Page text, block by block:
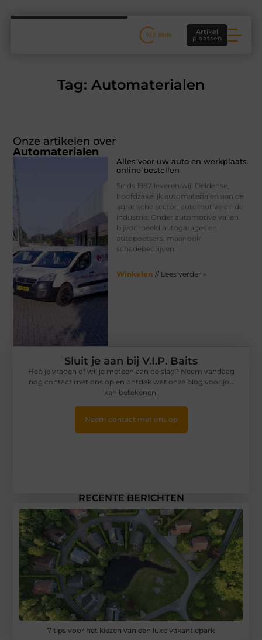
Artikel
plaatsen
Tag: Automaterialen
Onze artikelen over
Automaterialen
Alles voor uw auto en werkplaats
online bestellen
Sinds 1982 leveren wij, Deldense,
hoofdzakelijk automaterialen aan de
agrarische sector, automotive en de
industrie. Onder automotive vallen
bijvoorbeeld autogarages en
autopoetsers, maar ook
schadebedrijven.
Winkelen // Lees verder »
RECENTE BERICHTEN
7 tips voor het kiezen van een luxe vakantiepark
Sluit je aan bij V.I.P. Baits
Heb je vragen of wil je meteen aan de slag? Neem vandaag
nog contact met ons op en ontdek wat onze blog voor jou
kan betekenen!
Neem contact met ons op